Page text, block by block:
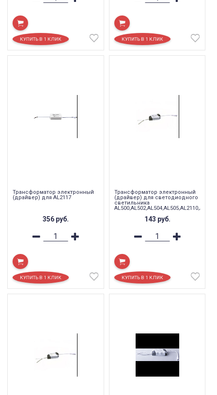
Трансформатор электронный
(драйвер) для AL2117
356 руб.
Трансформатор электронный
(драйвер) для светодиодного
светильника
AL500,AL502,AL504,AL505,AL2110,AL2111
143 руб.